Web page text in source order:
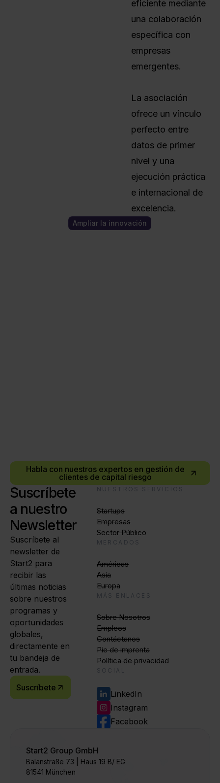
eficiente mediante
una colaboración
específica con
empresas
emergentes.
La asociación
ofrece un vínculo
perfecto entre
datos de primer
nivel y una
ejecución práctica
e internacional de
excelencia.
Ampliar la innovación
Habla con nuestros expertos en gestión de
clientes de capital riesgo
Suscríbete
a nuestro
Newsletter
Suscríbete al
newsletter de
Start2 para
recibir las
últimas noticias
sobre nuestros
programas y
oportunidades
globales,
directamente en
tu bandeja de
entrada.
Suscríbete
NUESTROS SERVICIOS
Startups
Empresas
Sector Público
MERCADOS
Américas
Asia
Europa
MÁS ENLACES
Sobre Nosotros
Empleos
Contáctanos
Pie de imprenta
Política de privacidad
SOCIAL
LinkedIn
Instagram
Facebook
Start2 Group GmbH
Balanstraße 73 | Haus 19 B/ EG
81541 München